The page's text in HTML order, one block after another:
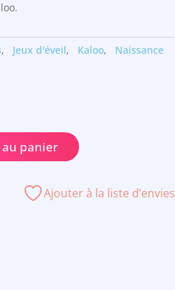
, Jeux d'éveil, Kaloo, Naissance
panier
Ajouter à la liste d’envies